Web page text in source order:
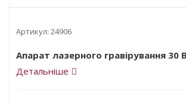
Артикул: 24906
Апарат лазерного гравірування 30
Детальніше